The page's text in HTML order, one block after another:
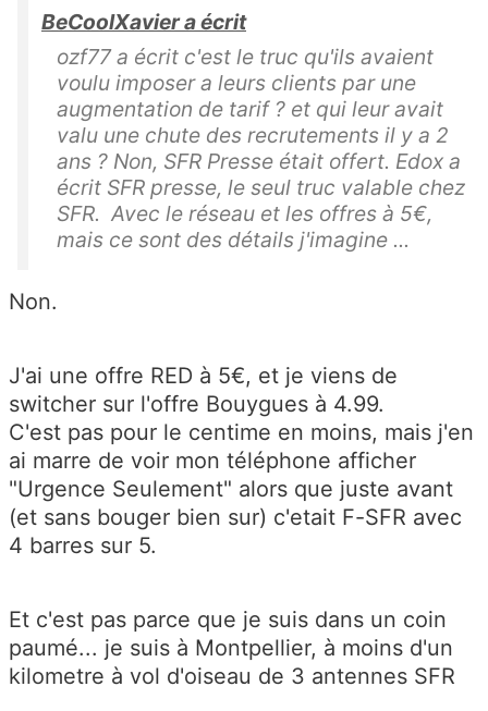
BeCoolXavier a écrit
ozf77 a écrit c'est le truc qu'ils avaient
voulu imposer a leurs clients par une
augmentation de tarif ? et qui leur avait
valu une chute des recrutements il y a 2
ans ? Non, SFR Presse était offert. Edox a
écrit SFR presse, le seul truc valable chez
SFR. Avec le réseau et les offres à 5€,
mais ce sont des détails j'imagine ...
Non.
J'ai une offre RED à 5€, et je viens de
switcher sur l'offre Bouygues à 4.99.
C'est pas pour le centime en moins, mais j'en
ai marre de voir mon téléphone afficher
"Urgence Seulement" alors que juste avant
(et sans bouger bien sur) c'etait F-SFR avec
4 barres sur 5.
Et c'est pas parce que je suis dans un coin
paumé... je suis à Montpellier, à moins d'un
kilometre à vol d'oiseau de 3 antennes SFR